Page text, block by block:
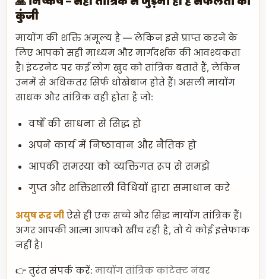
कुंजी
मायोंग की शक्ति अमूल्य है — लेकिन इसे प्राप्त करने के
लिए आपको सही माध्यम और मार्गदर्शक की आवश्यकता
है। इंटरनेट पर कई लोग खुद को तांत्रिक बताते हैं, लेकिन
उनमें से अधिकतर सिर्फ धोखेबाज होते हैं। असली मायोंग
साधक और तांत्रिक वही होता है जो:
वर्षों की साधना से सिद्ध हो
अपने कार्य में निष्ठावान और नैतिक हो
आपकी समस्या को व्यक्तिगत रूप से समझे
गुप्त और शक्तिशाली विधियों द्वारा समाधान करे
अयुष रूद्र जी ऐसे ही एक सच्चे और सिद्ध मायोंग तांत्रिक हैं।
अगर आपकी आत्मा आपको खींच रही है, तो ये कोई इत्तेफाक
नहीं है।
👉 तुरंत संपर्क करें: मायोंग तांत्रिक कांटेक्ट नंबर